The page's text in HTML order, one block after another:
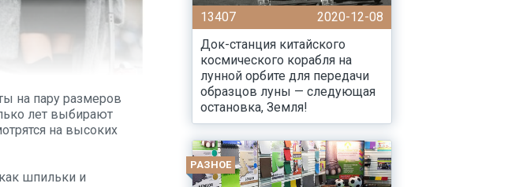
на пару размеров
лет выбирают
на высоких
шпильки и
13407
2020-12-08
Док-станция китайского
космического корабля на
лунной орбите для передачи
образцов луны — следующая
остановка, Земля!
РАЗНОЕ